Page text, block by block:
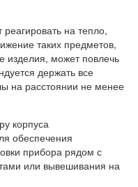
на тепло,
таких предметов,
изделия, может повлечь
держать все
на расстоянии не менее
корпуса
обеспечения
прибора рядом с
или вывешивания на